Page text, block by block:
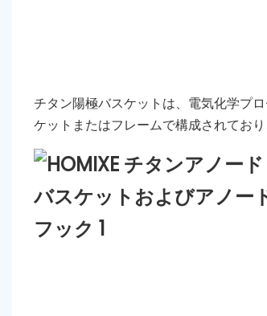
チタン陽極バスケットは、電気化学プ
ケットまたはフレームで構成されてお